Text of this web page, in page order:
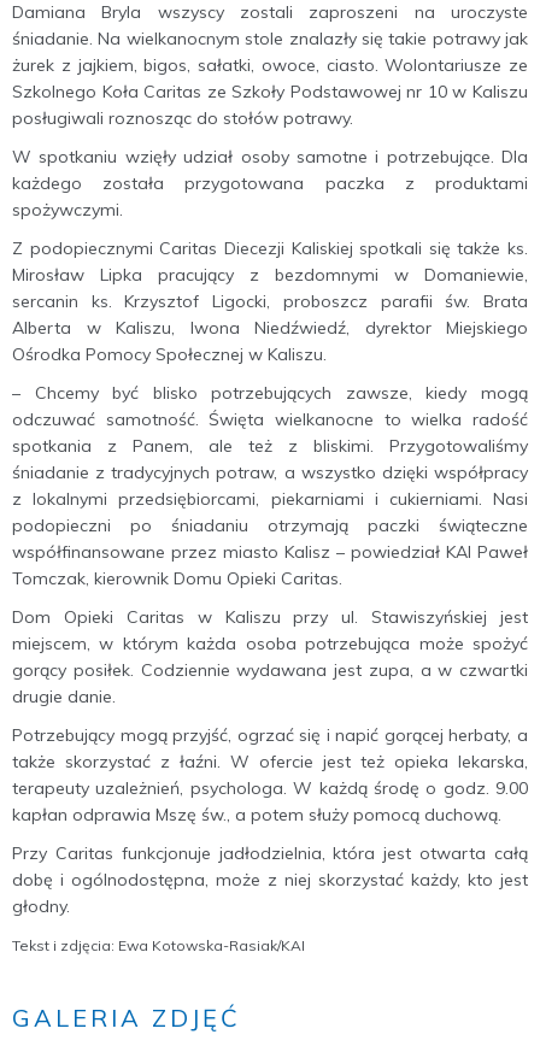
Damiana Bryla wszyscy zostali zaproszeni na uroczyste
śniadanie. Na wielkanocnym stole znalazły się takie potrawy jak
żurek z jajkiem, bigos, sałatki, owoce, ciasto. Wolontariusze ze
Szkolnego Koła Caritas ze Szkoły Podstawowej nr 10 w Kaliszu
posługiwali roznosząc do stołów potrawy.
W spotkaniu wzięły udział osoby samotne i potrzebujące. Dla
każdego została przygotowana paczka z produktami
spożywczymi.
Z podopiecznymi Caritas Diecezji Kaliskiej spotkali się także ks.
Mirosław Lipka pracujący z bezdomnymi w Domaniewie,
sercanin ks. Krzysztof Ligocki, proboszcz parafii św. Brata
Alberta w Kaliszu, Iwona Niedźwiedź, dyrektor Miejskiego
Ośrodka Pomocy Społecznej w Kaliszu.
– Chcemy być blisko potrzebujących zawsze, kiedy mogą
odczuwać samotność. Święta wielkanocne to wielka radość
spotkania z Panem, ale też z bliskimi. Przygotowaliśmy
śniadanie z tradycyjnych potraw, a wszystko dzięki współpracy
z lokalnymi przedsiębiorcami, piekarniami i cukierniami. Nasi
podopieczni po śniadaniu otrzymają paczki świąteczne
współfinansowane przez miasto Kalisz – powiedział KAI Paweł
Tomczak, kierownik Domu Opieki Caritas.
Dom Opieki Caritas w Kaliszu przy ul. Stawiszyńskiej jest
miejscem, w którym każda osoba potrzebująca może spożyć
gorący posiłek. Codziennie wydawana jest zupa, a w czwartki
drugie danie.
Potrzebujący mogą przyjść, ogrzać się i napić gorącej herbaty, a
także skorzystać z łaźni. W ofercie jest też opieka lekarska,
terapeuty uzależnień, psychologa. W każdą środę o godz. 9.00
kapłan odprawia Mszę św., a potem służy pomocą duchową.
Przy Caritas funkcjonuje jadłodzielnia, która jest otwarta całą
dobę i ogólnodostępna, może z niej skorzystać każdy, kto jest
głodny.
Tekst i zdjęcia: Ewa Kotowska-Rasiak/KAI
GALERIA ZDJĘĆ